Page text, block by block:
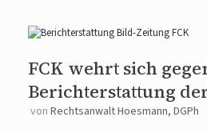
FCK wehrt sich
Berichterstattung
von Rechtsanwalt Hoesmann, DGPh